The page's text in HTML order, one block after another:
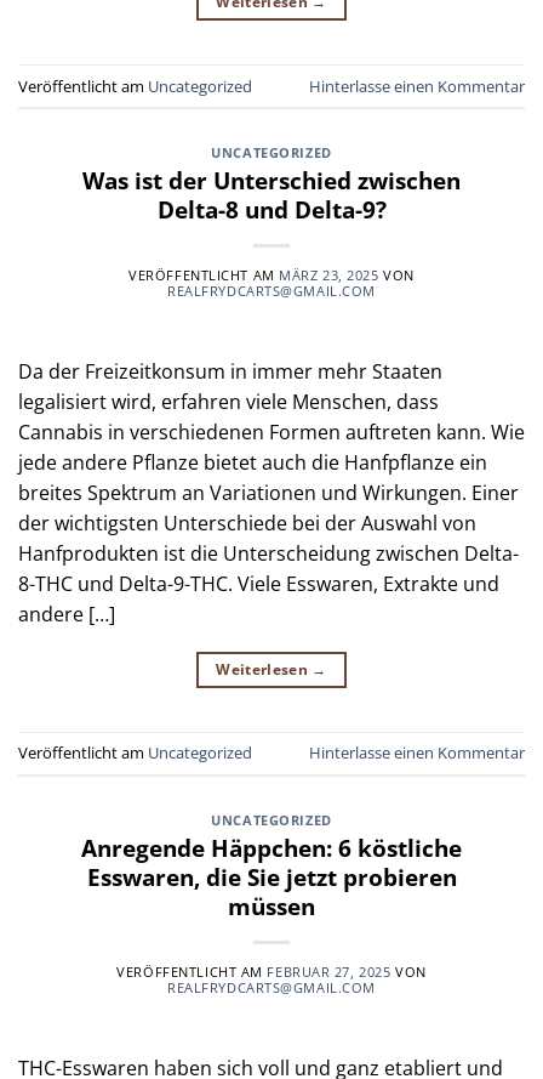
Veröffentlicht am Uncategorized Hinterlasse einen Kommentar
UNCATEGORIZED
Was ist der Unterschied zwischen
Delta-8 und Delta-9?
VERÖFFENTLICHT AM MÄRZ 23, 2025 VON
REALFRYDCARTS@GMAIL.COM
Da der Freizeitkonsum in immer mehr Staaten
legalisiert wird, erfahren viele Menschen, dass
Cannabis in verschiedenen Formen auftreten kann. Wie
jede andere Pflanze bietet auch die Hanfpflanze ein
breites Spektrum an Variationen und Wirkungen. Einer
der wichtigsten Unterschiede bei der Auswahl von
Hanfprodukten ist die Unterscheidung zwischen Delta-
8-THC und Delta-9-THC. Viele Esswaren, Extrakte und
andere […]
Weiterlesen →
Veröffentlicht am Uncategorized Hinterlasse einen Kommentar
UNCATEGORIZED
Anregende Häppchen: 6 köstliche
Esswaren, die Sie jetzt probieren
müssen
VERÖFFENTLICHT AM FEBRUAR 27, 2025 VON
REALFRYDCARTS@GMAIL.COM
THC-Esswaren haben sich voll und ganz etabliert und